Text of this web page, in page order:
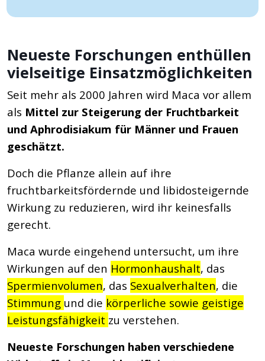
Neueste Forschungen enthüllen
vielseitige Einsatzmöglichkeiten
Seit mehr als 2000 Jahren wird Maca vor allem
als Mittel zur Steigerung der Fruchtbarkeit
und Aphrodisiakum für Männer und Frauen
geschätzt.
Doch die Pflanze allein auf ihre
fruchtbarkeitsfördernde und libidosteigernde
Wirkung zu reduzieren, wird ihr keinesfalls
gerecht.
Maca wurde eingehend untersucht, um ihre
Wirkungen auf den Hormonhaushalt, das
Spermienvolumen, das Sexualverhalten, die
Stimmung und die körperliche sowie geistige
Leistungsfähigkeit zu verstehen.
Neueste Forschungen haben verschiedene